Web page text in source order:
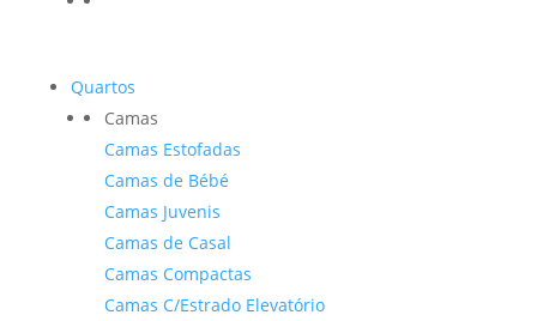
Quartos
Camas
Camas Estofadas
Camas de Bébé
Camas Juvenis
Camas de Casal
Camas Compactas
Camas C/Estrado Elevatório